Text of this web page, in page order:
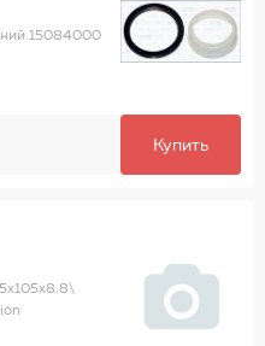
15084000
Купить